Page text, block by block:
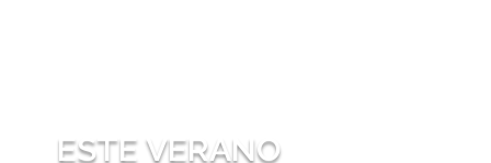
ESTE VERANO